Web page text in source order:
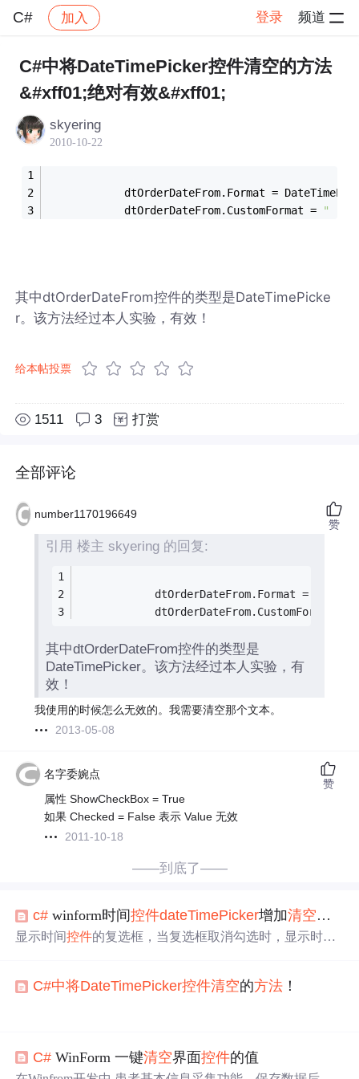
C# 加入 登录 频道
社区 C# 帖子详情
C#中将DateTimePicker控件清空的方法
&#xff01;绝对有效&#xff01;
skyering
2010-10-22
dtOrderDateFrom.Format =
            dtOrderDateFrom.CustomFormat =
" "
其中dtOrderDateFrom控件的类型是DateTimePicke
r。该方法经过本人实验，有效！
给本帖投票
1511 3 打赏
全部评论
number1170196649
引用 楼主 skyering 的回复:
dtOrderDateFrom.Format =
            dtOrderDateFrom.CustomFormat =
其中dtOrderDateFrom控件的类型是
DateTimePicker。该方法经过本人实验，有
效！
我使用的时候怎么无效的。我需要清空那个文本。
2013-05-08
赞
名字委婉点
属性 ShowCheckBox = True
如果 Checked = False 表示 Value 无效
2011-10-18
赞
——到底了——
c# winform时间控件dateTimePicker增加清空日期
显示时间控件的复选框，当复选框取消勾选时，显示时
mat = System.Windows.Forms.DateTimePickerFormat.Custo
C#中将DateTimePicker控件清空的方法 ！
呵呵，此法好用！
C# WinForm 一键清空界面控件的值